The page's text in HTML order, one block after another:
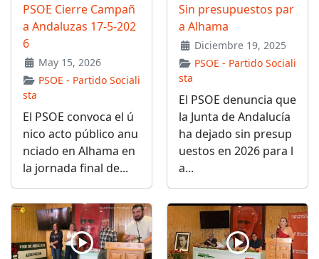
PSOE Cierre Campañ
a Andaluzas 17-5-202
6
May 15, 2026
PSOE - Partido Sociali
sta
El PSOE convoca el ú
nico acto público anu
nciado en Alhama en
la jornada final de...
Sin presupuestos par
a Alhama
Diciembre 19, 2025
PSOE - Partido Sociali
sta
El PSOE denuncia que
la Junta de Andalucía
ha dejado sin presup
uestos en 2026 para l
a...